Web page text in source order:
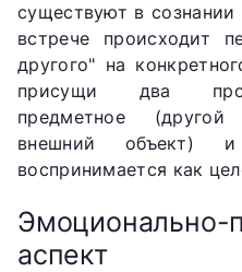
существуют в
встрече происходит
другого" на
присущи два
предметное (другой
внешний объект) и
воспринимается как
Эмоционально-
аспект